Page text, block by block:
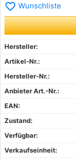
favorite_border Wunschliste
Hersteller:
Artikel-Nr.:
Hersteller-Nr.:
Anbieter Art.-Nr.:
EAN:
Zustand:
Verfügbar:
Verkaufseinheit: